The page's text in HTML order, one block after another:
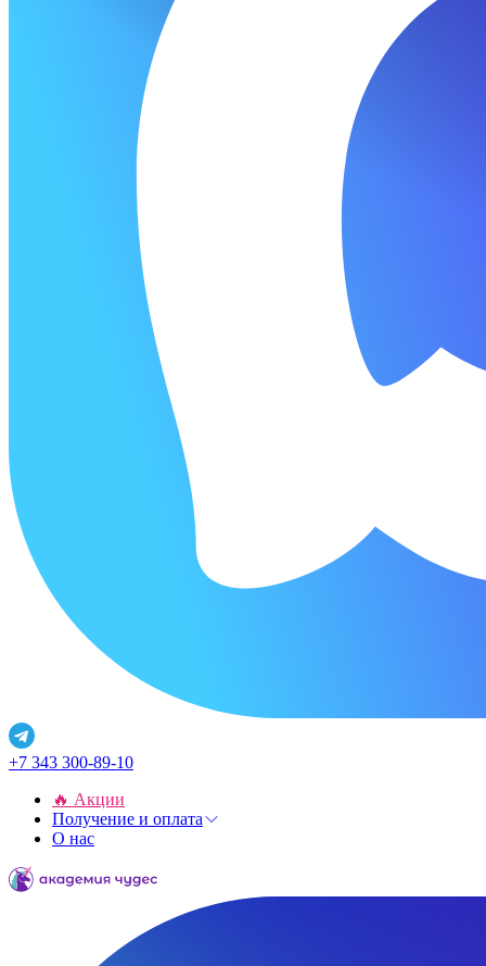
+7 343 300-89-10
🔥 Акции
Получение и оплата
О нас